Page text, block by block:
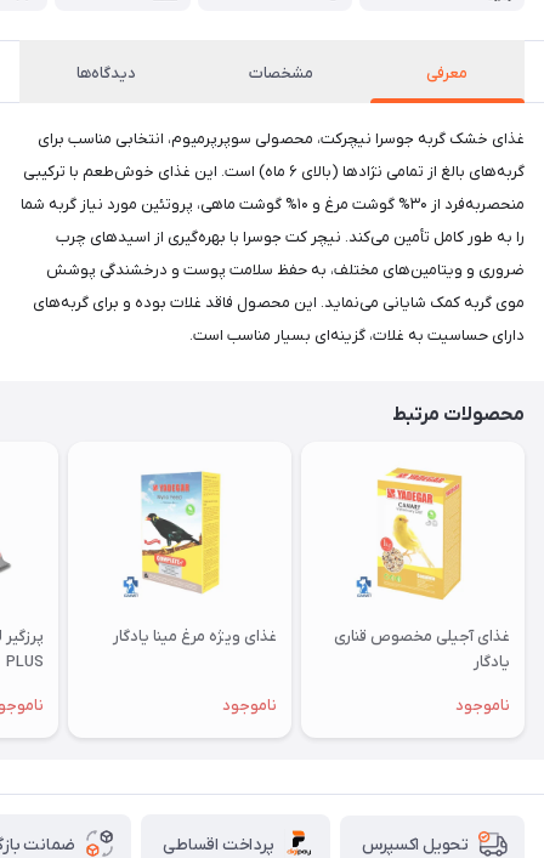
معرفی مشخصات دیدگاه‌ها
غذای خشک گربه جوسرا نیچرکت، محصولی سوپرپرمیوم، انتخابی مناسب برای
گربه‌های بالغ از تمامی نژادها (بالای ۶ ماه) است. این غذای خوش‌طعم با ترکیبی
منحصربه‌فرد از ۳۰% گوشت مرغ و ۱۰% گوشت ماهی، پروتئین مورد نیاز گربه شما
را به طور کامل تأمین می‌کند. نیچر کت جوسرا با بهره‌گیری از اسیدهای چرب
ضروری و ویتامین‌های مختلف، به حفظ سلامت پوست و درخشندگی پوشش
موی گربه کمک شایانی می‌نماید. این محصول فاقد غلات بوده و برای گربه‌های
دارای حساسیت به غلات، گزینه‌ای بسیار مناسب است.
محصولات مرتبط
غذای آجیلی مخصوص قناری
یادگار
ناموجود
غذای ویژه مرغ مینا یادگار
ناموجود
PLUS
تحویل اکسپرس پرداخت اقساطی ضمانت